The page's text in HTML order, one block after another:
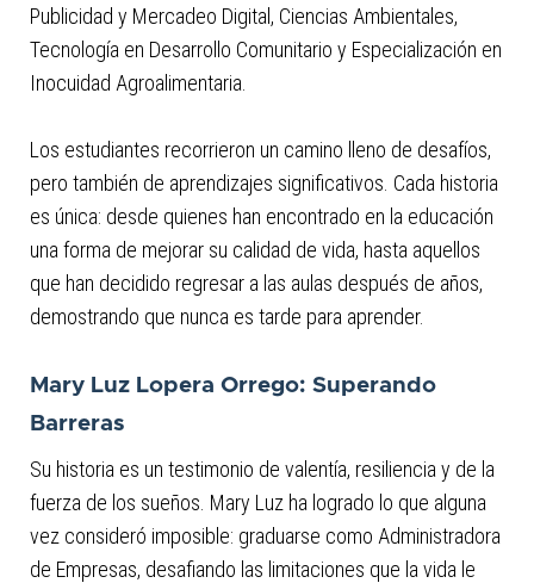
Publicidad y Mercadeo Digital, Ciencias Ambientales,
Tecnología en Desarrollo Comunitario y Especialización en
Inocuidad Agroalimentaria.
Los estudiantes recorrieron un camino lleno de desafíos,
pero también de aprendizajes significativos. Cada historia
es única: desde quienes han encontrado en la educación
una forma de mejorar su calidad de vida, hasta aquellos
que han decidido regresar a las aulas después de años,
demostrando que nunca es tarde para aprender.
Mary Luz Lopera Orrego: Superando
Barreras
Su historia es un testimonio de valentía, resiliencia y de la
fuerza de los sueños. Mary Luz ha logrado lo que alguna
vez consideró imposible: graduarse como Administradora
de Empresas, desafiando las limitaciones que la vida le